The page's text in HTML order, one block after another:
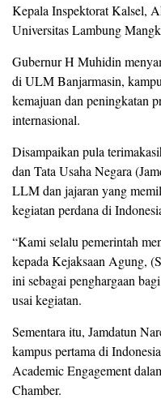
Kepala Inspektorat Kalsel,
Universitas Lambung
Gubernur H Muhidin
di ULM Banjarmasin,
kemajuan dan peningkatan
internasional.
Disampaikan pula
dan Tata Usaha Negara
LLM dan jajaran yang
kegiatan perdana di
“Kami selalu pemerintah
kepada Kejaksaan Agung,
ini sebagai penghargaan
usai kegiatan.
Sementara itu, Jamdatun
kampus pertama di
Academic Engagement
Chamber.